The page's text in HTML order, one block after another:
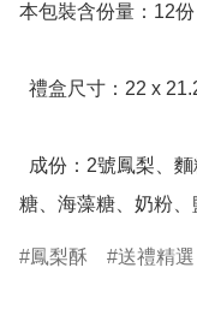
本包裝含份量：12份
糖、海藻糖、奶粉、
鳳梨酥 送禮精選